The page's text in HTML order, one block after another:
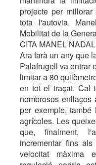
projecte per
tota l'autovia.
Mobilitat de la
CITA MANEL NADAL
Ara farà un any que
Palafrugell va entrar
limitar a 80
en tot el traçat. Cal
nombrosos
per exemple,
agrícoles. Les
que, finalment,
incrementar fins
velocitat màxima